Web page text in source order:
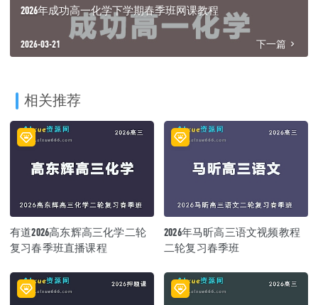
2026年成功高一化学下学期春季班网课教程
2026-03-21 下一篇
相关推荐
有道2026高东辉高三化学二轮
复习春季班直播课程
2026年马昕高三语文视频教程
二轮复习春季班